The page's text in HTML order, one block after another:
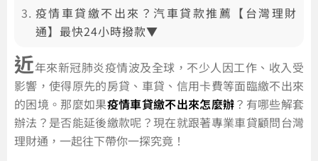
疫情車貸繳不出來？汽車貸款推薦【台灣理財
通】最快24小時撥款▼
近年來新冠肺炎疫情波及全球，不少人因工作、收入受
影響，使得原先的房貸、車貸、信用卡費等面臨繳不出來
的困境。那麼如果疫情車貸繳不出來怎麼辦？有哪些解套
辦法？是否能延後繳款呢？現在就跟著專業車貸顧問台灣
理財通，一起往下帶你一探究竟！